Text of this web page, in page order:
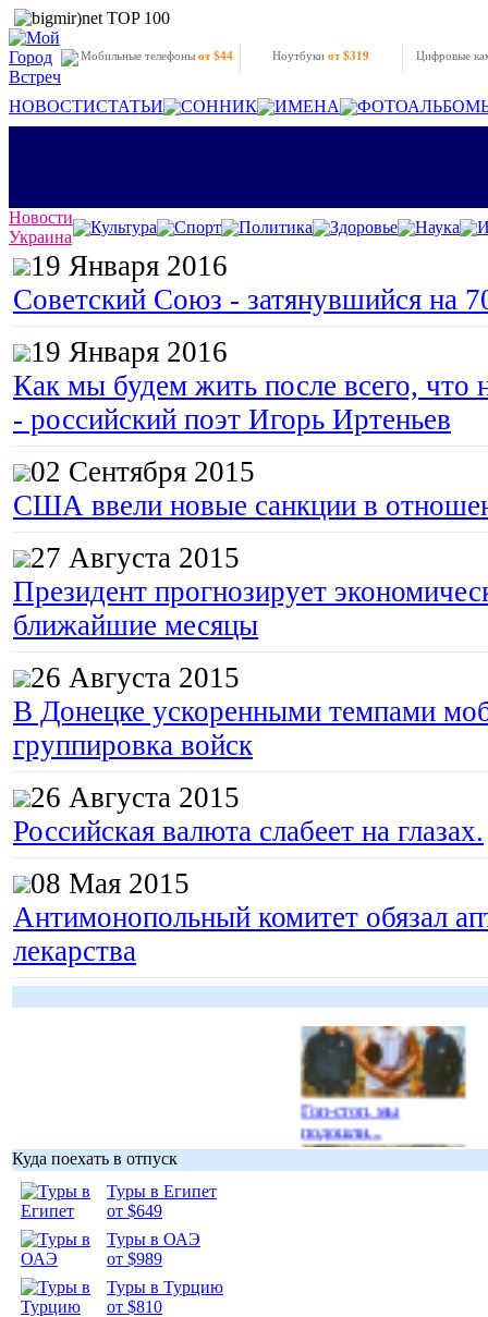
Мобильные телефоны от $44 Ноутбукиот $319 Цифровые
НОВОСТИСТАТЬИ СОННИК ИМЕНА
Новости
Украина
Культура Спорт Политика Здоровье Наука
19 Января 2016
Советский Союз - затянувшийся на
19 Января 2016
Как мы будем жить после всего, что
- российский поэт Игорь Иртеньев
02 Сентября 2015
США ввели новые санкции в
27 Августа 2015
Президент прогнозирует
ближайшие месяцы
26 Августа 2015
В Донецке ускоренными темпами
группировка войск
26 Августа 2015
Российская валюта слабеет на глазах.
08 Мая 2015
Антимонопольный комитет обязал
лекарства
Гоп-стоп, мы
подошли...
Куда поехать в отпуск
Туры в Египет
от $649
Туры в ОАЭ
от $989
Туры в Турцию
от $810